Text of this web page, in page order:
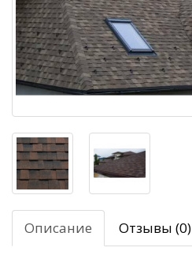
Описание Отзывы (0)